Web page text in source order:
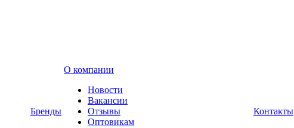
Бренды
О компании
Новости
Вакансии
Отзывы
Оптовикам
Контакты